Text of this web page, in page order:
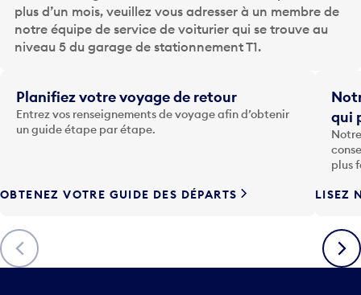
s
u
r
l
t
o
u
F
è
c
h
plus d’un mois, veuillez vous adresser à un membre de
notre équipe de service de voiturier qui se trouve au
niveau 5 du garage de stationnement T1.
Précédent
Planifiez votre voyage de retour
Entrez vos renseignements de voyage afin d’obtenir
un guide étape par étape.
OBTENEZ VOTRE GUIDE DES DÉPARTS
qui
plus
LISEZ